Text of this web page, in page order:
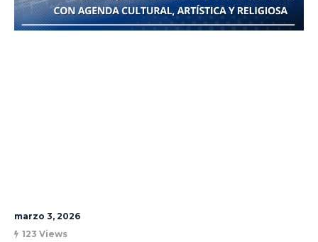
marzo 3, 2026
123 Views